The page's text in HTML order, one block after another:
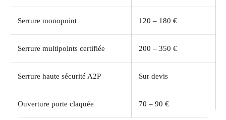
Serrure monopoint 120 – 180 €
Serrure multipoints certifiée 200 – 350 €
Serrure haute sécurité A2P Sur devis
Ouverture porte claquée 70 – 90 €